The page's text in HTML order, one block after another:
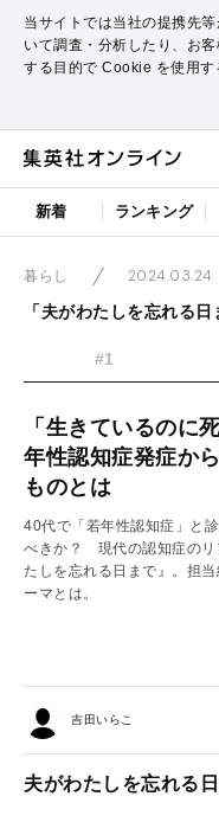
当サイトでは当社の提携先
いて調査・分析したり、お
する目的で Cookie を使用す
新着 ランキング
暮らし
2024.03.24
「夫がわたしを忘れる日
#1
「生きているのに
年性認知症発症か
ものとは
40代で「若年性認知症」と
べきか？ 現代の認知症のリ
たしを忘れる日まで』。担
ーマとは。
吉田いらこ
夫がわたしを忘れる